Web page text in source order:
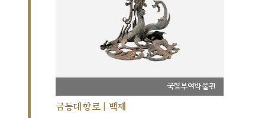
국립부여박물관
금동대향로 | 백제